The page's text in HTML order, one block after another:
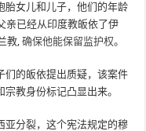
女儿和儿子，他们的年龄
亲已经从印度教皈依了伊
教,确保他能保留监护权。
们的皈依提出质疑，该案件
教身份标记凸显出来。
亚分裂，这个宪法规定的穆